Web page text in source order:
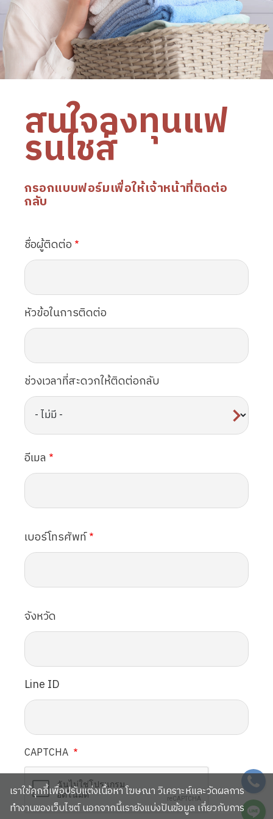
สนใจลงทุนแฟ
รนไชส์
กรอกแบบฟอร์มเพื่อให้เจ้าหน้าที่ติดต่อ
กลับ
ชื่อผู้ติดต่อ
หัวข้อในการติดต่อ
ช่วงเวลาที่สะดวกให้ติดต่อกลับ
อีเมล
เบอร์โทรศัพท์
จังหวัด
Line ID
CAPTCHA
เราใช้คุกกี้เพื่อปรับแต่งเนื้อหา โฆษณา วิเคราะห์และวัดผลการ
ทำงานของเว็บไซต์ นอกจากนี้เรายังแบ่งปันข้อมูล เกี่ยวกับการ
SVG
SVG